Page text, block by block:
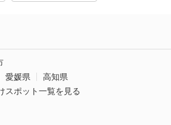
愛媛県
高知県
スポット一覧を見る